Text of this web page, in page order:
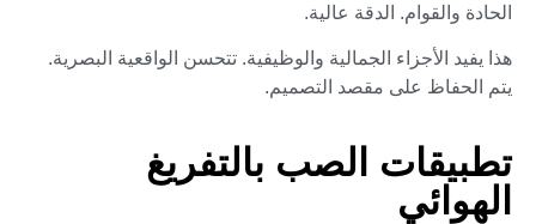
الحادة والقوام. الدقة عالية.
هذا يفيد الأجزاء الجمالية والوظيفية. تتحسن الواقعية البصرية.
يتم الحفاظ على مقصد التصميم.
تطبيقات الصب بالتفريغ
الهوائي